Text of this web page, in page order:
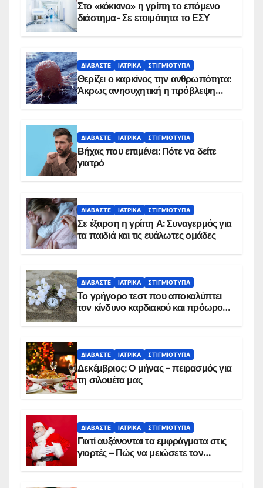
Στο «κόκκινο» η γρίπη το επόμενο
διάστημα- Σε ετοιμότητα το ΕΣΥ
ΔΙΑΒΆΣΤΕ ΙΑΤΡΙΚΆ ΣΤΙΓΜΙΌΤΥΠΑ
Θερίζει ο καρκίνος την ανθρωπότητα:
Άκρως ανησυχητική η πρόβλεψη…
ΔΙΑΒΆΣΤΕ ΙΑΤΡΙΚΆ ΣΤΙΓΜΙΌΤΥΠΑ
Βήχας που επιμένει: Πότε να δείτε
γιατρό
ΔΙΑΒΆΣΤΕ ΙΑΤΡΙΚΆ ΣΤΙΓΜΙΌΤΥΠΑ
Σε έξαρση η γρίπη Α: Συναγερμός για
τα παιδιά και τις ευάλωτες ομάδες
ΔΙΑΒΆΣΤΕ ΙΑΤΡΙΚΆ ΣΤΙΓΜΙΌΤΥΠΑ
Το γρήγορο τεστ που αποκαλύπτει
τον κίνδυνο καρδιακού και πρόωρου
ΔΙΑΒΆΣΤΕ ΙΑΤΡΙΚΆ ΣΤΙΓΜΙΌΤΥΠΑ
Δεκέμβριος: Ο μήνας – πειρασμός για
τη σιλουέτα μας
ΔΙΑΒΆΣΤΕ ΙΑΤΡΙΚΆ ΣΤΙΓΜΙΌΤΥΠΑ
Γιατί αυξάνονται τα εμφράγματα στις
γιορτές – Πώς να μειώσετε τον